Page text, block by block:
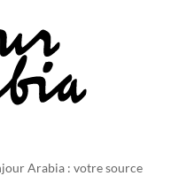
Arabia : votre source